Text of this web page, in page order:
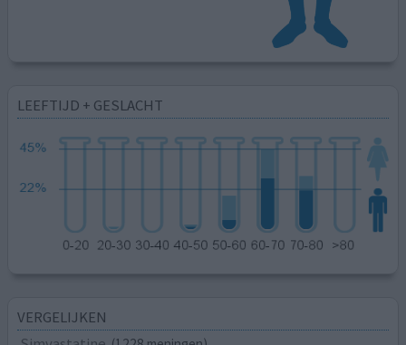
LEEFTIJD + GESLACHT
VERGELIJKEN